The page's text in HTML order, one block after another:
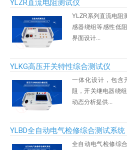
YLZR直流电阻测试仪
YLZR系列直流电阻
感器绕组等感性低
界面设计...
YLKG高压开关特性综合测试仪
一体化设计，包含
阻，开关继电器绕
动态分析提供...
YLBD全自动电气检修综合测试系统
全自动电气检修综